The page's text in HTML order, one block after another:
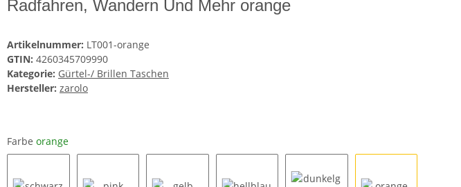
Radfahren, Wandern Und Mehr orange
Artikelnummer: LT001-orange
GTIN: 4260345709990
Kategorie: Gürtel-/ Brillen Taschen
Hersteller: zarolo
Farbe orange